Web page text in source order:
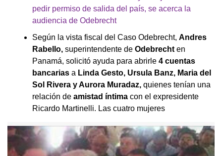
pedir permiso de salida del país, se acerca la
audiencia de Odebrecht
Según la vista fiscal del Caso Odebrecht, Andres
Rabello, superintendente de Odebrecht en
Panamá, solicitó ayuda para abrirle 4 cuentas
bancarias a Linda Gesto, Ursula Banz, Maria del
Sol Rivera y Aurora Muradaz, quienes tenían una
relación de amistad íntima con el expresidente
Ricardo Martinelli. Las cuatro mujeres